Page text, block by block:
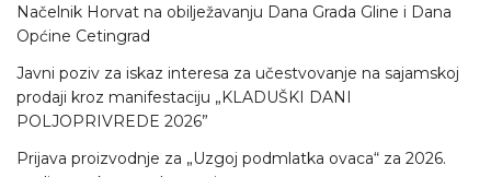
Načelnik Horvat na obilježavanju Dana Grada Gline i Dana
Općine Cetingrad
Javni poziv za iskaz interesa za učestvovanje na sajamskoj
prodaji kroz manifestaciju „KLADUŠKI DANI
POLJOPRIVREDE 2026”
Prijava proizvodnje za „Uzgoj podmlatka ovaca“ za 2026.